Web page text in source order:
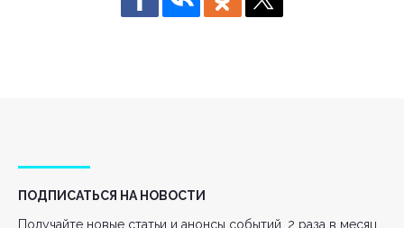
ПОДПИСАТЬСЯ НА НОВОСТИ
Получайте новые статьи и анонсы событий, 2 раза в месяц